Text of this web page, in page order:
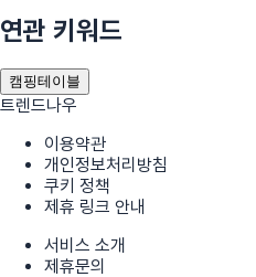
연관 키워드
캠핑테이블
트렌드나우
이용약관
개인정보처리방침
쿠키 정책
제휴 링크 안내
서비스 소개
제휴문의